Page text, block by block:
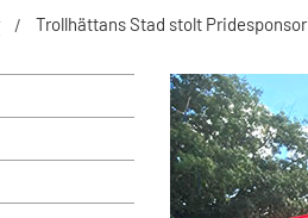
Trollhättans Stad stolt Pridesponsor